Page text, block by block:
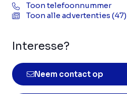
Toon telefoonnummer
Toon alle advertenties (47)
Interesse?
Neem contact op